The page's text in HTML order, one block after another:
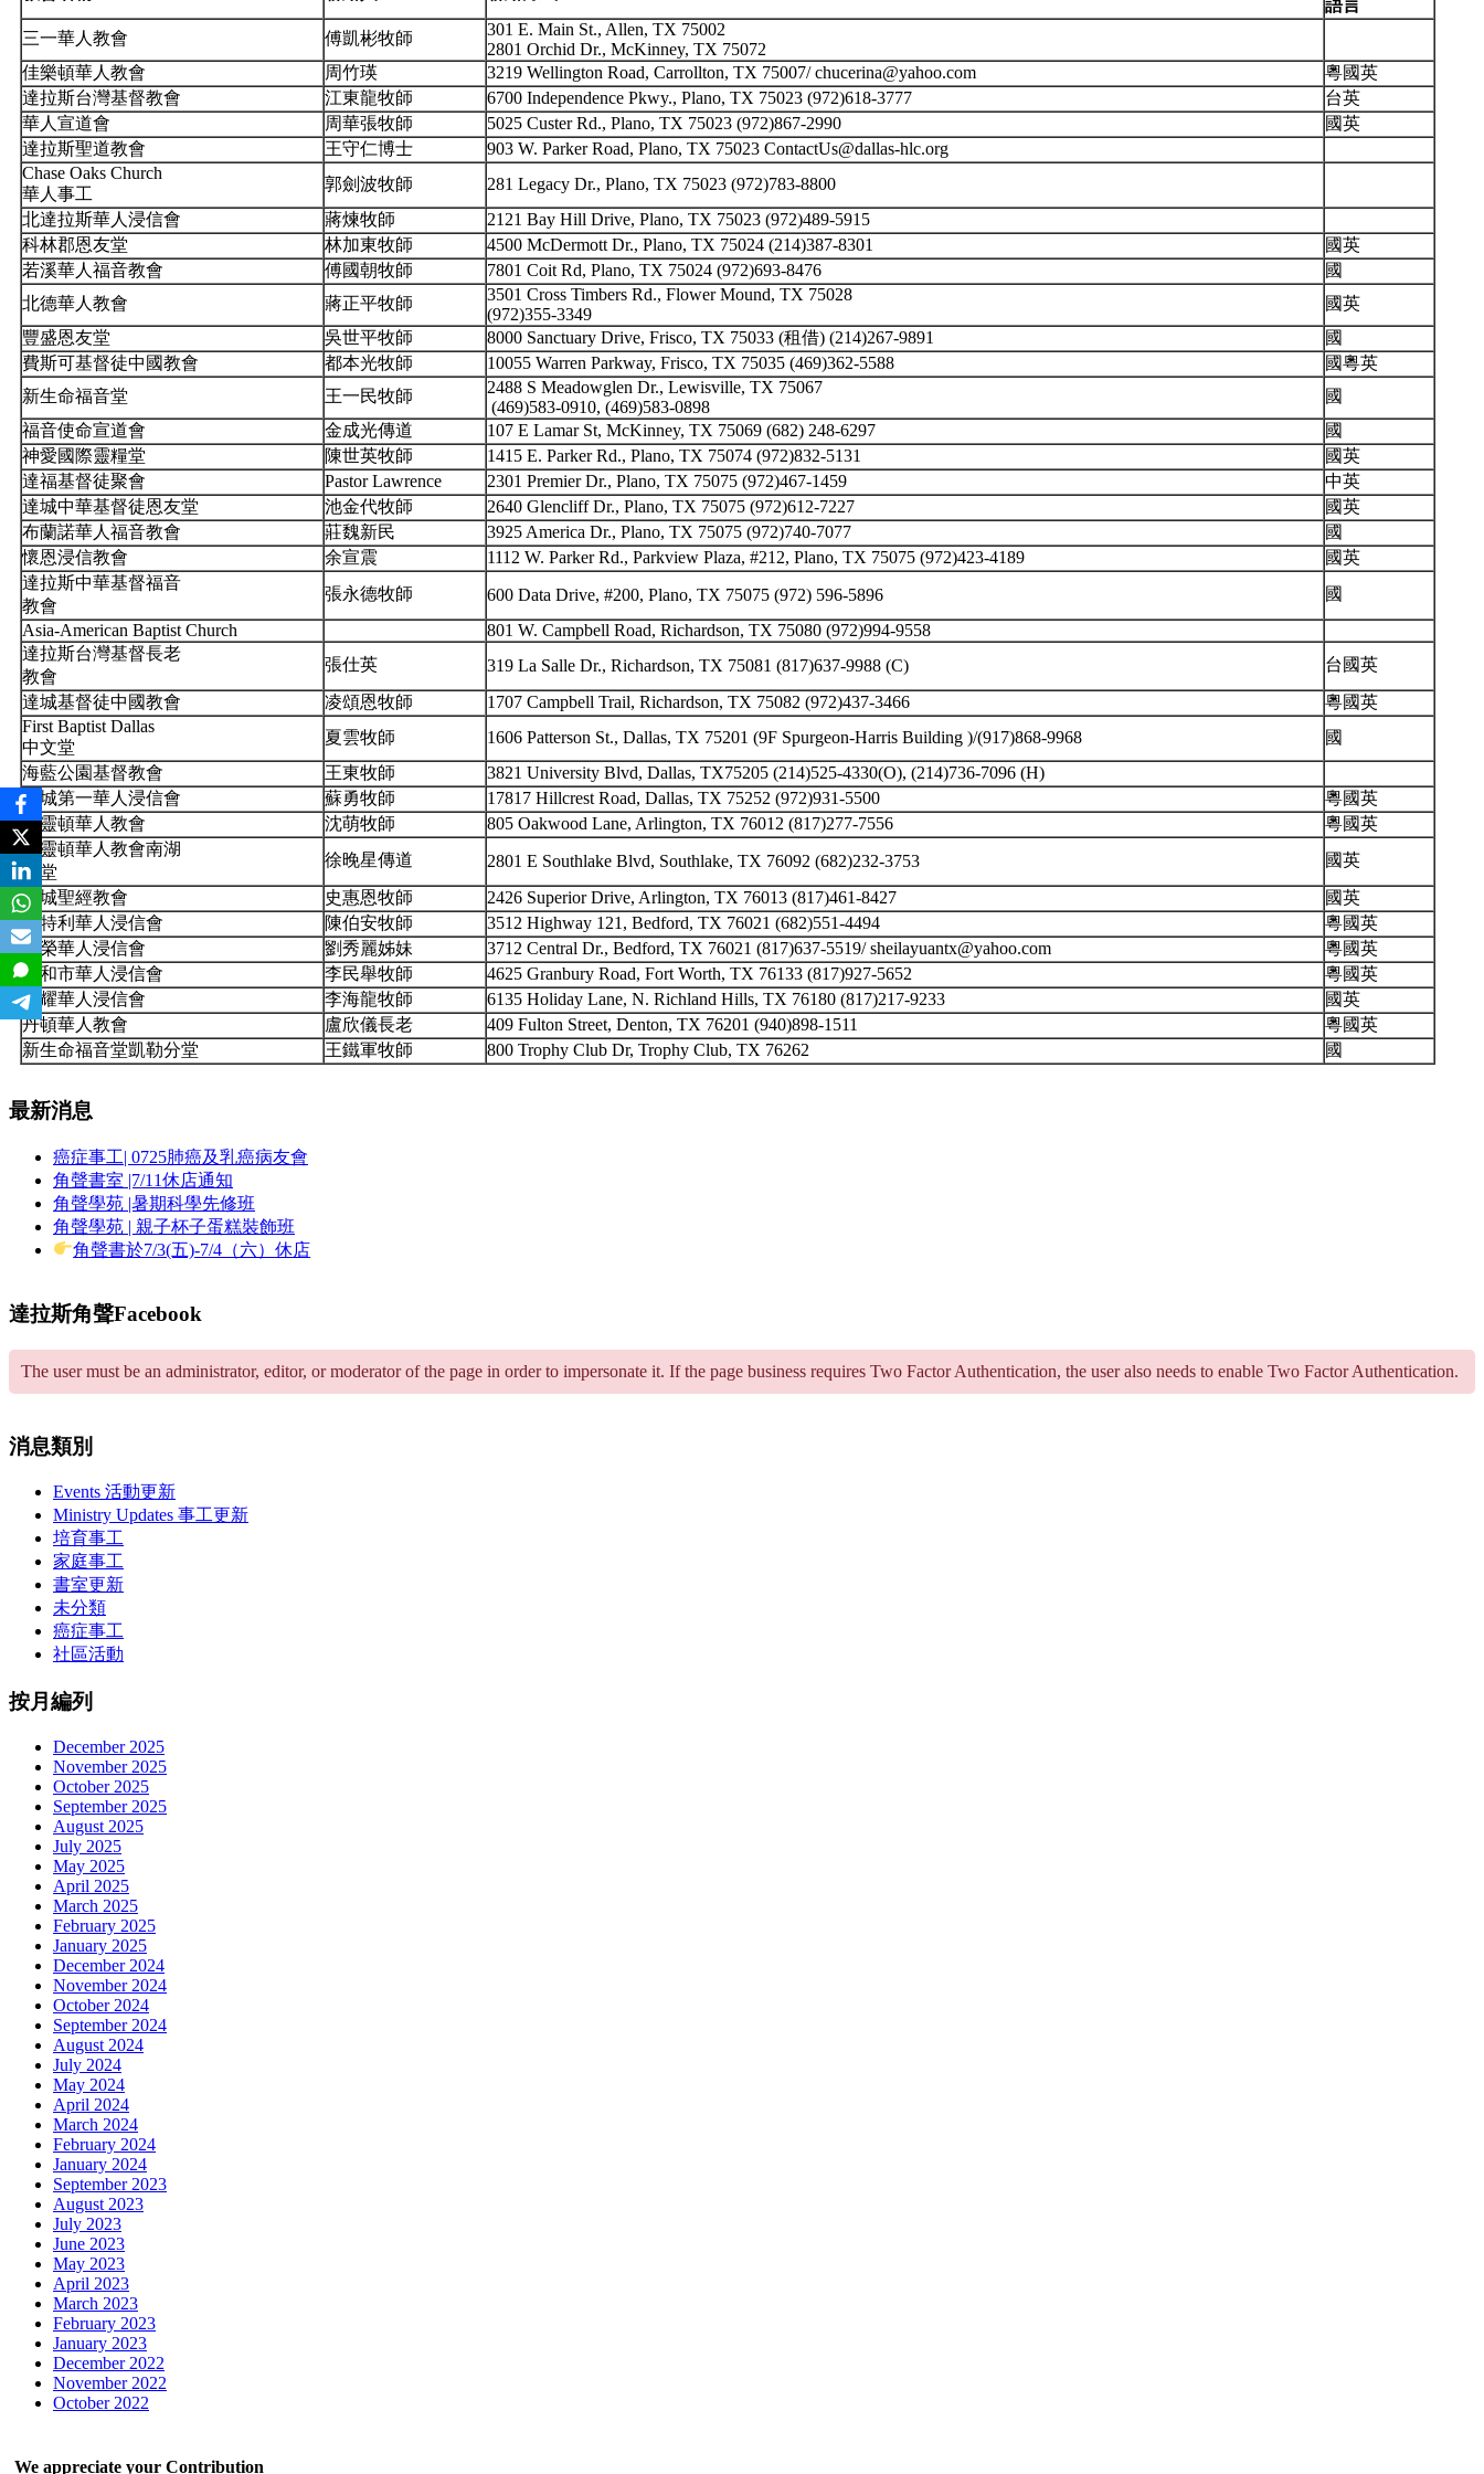
語言
三一華人教會
傅凱彬牧師
301 E. Main St., Allen, TX 75002
2801 Orchid Dr., McKinney, TX 75072
佳樂頓華人教會
周竹瑛 3219 Wellington Road, Carrollton, TX 75007/ chucerina@yahoo.com
粵國英
達拉斯台灣基督教會
江東龍牧師 6700 Independence Pkwy., Plano, TX 75023 (972)618-3777
台英
華人宣道會
周華張牧師 5025 Custer Rd., Plano, TX 75023 (972)867-2990
國英
達拉斯聖道教會
王守仁博士
903 W. Parker Road, Plano, TX 75023 ContactUs@dallas-hlc.org
Chase Oaks Church
華人事工
郭劍波牧師
281 Legacy Dr., Plano, TX 75023 (972)783-8800
北達拉斯華人浸信會
蔣煉牧師
2121 Bay Hill Drive, Plano, TX 75023 (972)489-5915
科林郡恩友堂
林加東牧師 4500 McDermott Dr., Plano, TX 75024 (214)387-8301
國英
若溪華人福音教會
傅國朝牧師 7801 Coit Rd, Plano, TX 75024 (972)693-8476
國
北德華人教會
蔣正平牧師
3501 Cross Timbers Rd., Flower Mound, TX 75028
(972)355-3349
國英
豐盛恩友堂
吳世平牧師 8000 Sanctuary Drive, Frisco, TX 75033 (租借) (214)267-9891
國
費斯可基督徒中國教會
都本光牧師 10055 Warren Parkway, Frisco, TX 75035 (469)362-5588
國粵英
新生命福音堂
王一民牧師
2488 S Meadowglen Dr., Lewisville, TX 75067
(469)583-0910, (469)583-0898
國
福音使命宣道會
金成光傳道 107 E Lamar St, McKinney, TX 75069 (682) 248-6297
國
神愛國際靈糧堂
陳世英牧師 1415 E. Parker Rd., Plano, TX 75074 (972)832-5131
國英
達福基督徒聚會
Pastor Lawrence 2301 Premier Dr., Plano, TX 75075 (972)467-1459
中英
達城中華基督徒恩友堂
池金代牧師 2640 Glencliff Dr., Plano, TX 75075 (972)612-7227
國英
布蘭諾華人福音教會
莊魏新民 3925 America Dr., Plano, TX 75075 (972)740-7077
國
懷恩浸信教會
余宣震 1112 W. Parker Rd., Parkview Plaza, #212, Plano, TX 75075 (972)423-4189
國英
達拉斯中華基督福音
教會
張永德牧師 600 Data Drive, #200, Plano, TX 75075 (972) 596-5896
國
Asia-American Baptist Church
801 W. Campbell Road, Richardson, TX 75080 (972)994-9558
達拉斯台灣基督長老
教會
張仕英 319 La Salle Dr., Richardson, TX 75081 (817)637-9988 (C)
台國英
達城基督徒中國教會
凌頌恩牧師 1707 Campbell Trail, Richardson, TX 75082 (972)437-3466
粵國英
First Baptist Dallas
中文堂
夏雲牧師 1606 Patterson St., Dallas, TX 75201 (9F Spurgeon-Harris Building )/(917)868-9968
國
海藍公園基督教會
王東牧師
3821 University Blvd, Dallas, TX75205 (214)525-4330(O), (214)736-7096 (H)
達城第一華人浸信會
蘇勇牧師 17817 Hillcrest Road, Dallas, TX 75252 (972)931-5500
粵國英
雅靈頓華人教會
沈萌牧師 805 Oakwood Lane, Arlington, TX 76012 (817)277-7556
粵國英
雅靈頓華人教會南湖
分堂
徐晚星傳道 2801 E Southlake Blvd, Southlake, TX 76092 (682)232-3753
國英
雅城聖經教會
史惠恩牧師 2426 Superior Drive, Arlington, TX 76013 (817)461-8427
國英
伯特利華人浸信會
陳伯安牧師 3512 Highway 121, Bedford, TX 76021 (682)551-4494
粵國英
向榮華人浸信會
劉秀麗姊妹 3712 Central Dr., Bedford, TX 76021 (817)637-5519/ sheilayuantx@yahoo.com
粵國英
福和市華人浸信會
李民舉牧師 4625 Granbury Road, Fort Worth, TX 76133 (817)927-5652
粵國英
榮耀華人浸信會
李海龍牧師 6135 Holiday Lane, N. Richland Hills, TX 76180 (817)217-9233
國英
丹頓華人教會
盧欣儀長老 409 Fulton Street, Denton, TX 76201 (940)898-1511
粵國英
新生命福音堂凱勒分堂
王鐵軍牧師 800 Trophy Club Dr, Trophy Club, TX 76262 國
最新消息
癌症事工| 0725肺癌及乳癌病友會
角聲書室 |7/11休店通知
角聲學苑 |暑期科學先修班
角聲學苑 | 親子杯子蛋糕裝飾班
角聲書於7/3(五)-7/4（六）休店
達拉斯角聲Facebook
The user must be an administrator, editor, or moderator of the page in order to impersonate it. If the page business requires Two Factor Authentication, the user also needs to enable Two Factor Authentication.
消息類別
Events 活動更新
Ministry Updates 事工更新
培育事工
家庭事工
書室更新
未分類
癌症事工
社區活動
按月編列
December 2025
November 2025
October 2025
September 2025
August 2025
July 2025
May 2025
April 2025
March 2025
February 2025
January 2025
December 2024
November 2024
October 2024
September 2024
August 2024
July 2024
May 2024
April 2024
March 2024
February 2024
January 2024
September 2023
August 2023
July 2023
June 2023
May 2023
April 2023
March 2023
February 2023
January 2023
December 2022
November 2022
October 2022
We appreciate your Contribution